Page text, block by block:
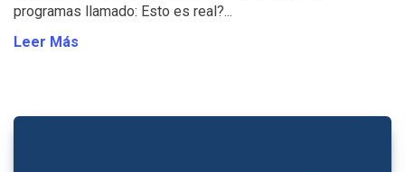
programas llamado: Esto es real?...
Leer Más